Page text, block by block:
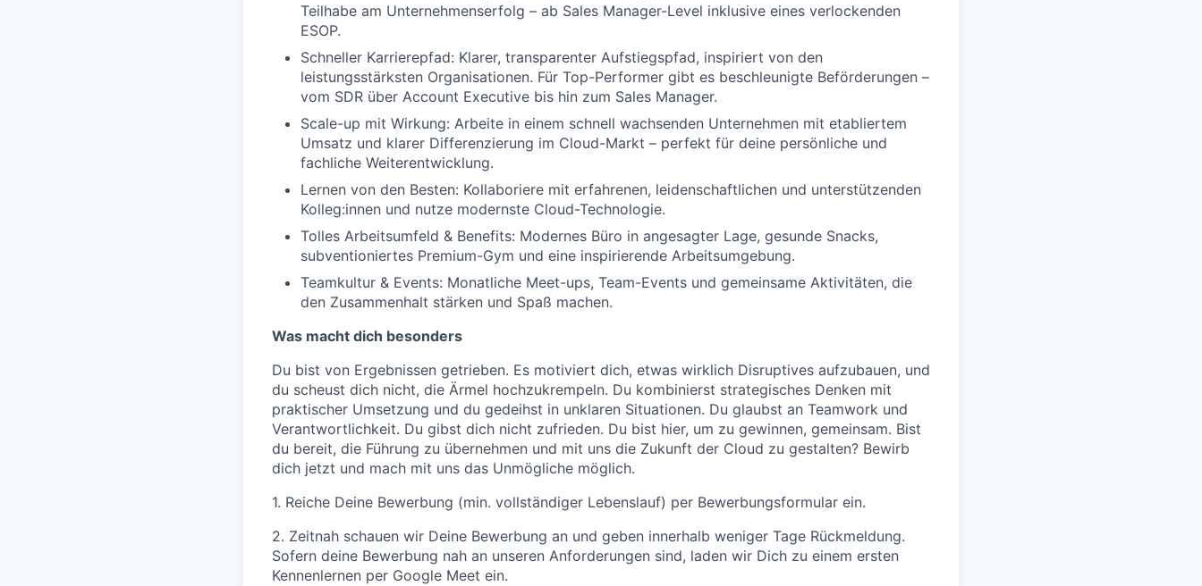
Teilhabe am Unternehmenserfolg – ab Sales Manager-Level inklusive eines verlockenden
ESOP.
Schneller Karrierepfad: Klarer, transparenter Aufstiegspfad, inspiriert von den
leistungsstärksten Organisationen. Für Top-Performer gibt es beschleunigte Beförderungen –
vom SDR über Account Executive bis hin zum Sales Manager.
Scale-up mit Wirkung: Arbeite in einem schnell wachsenden Unternehmen mit etabliertem
Umsatz und klarer Differenzierung im Cloud-Markt – perfekt für deine persönliche und
fachliche Weiterentwicklung.
Lernen von den Besten: Kollaboriere mit erfahrenen, leidenschaftlichen und unterstützenden
Kolleg:innen und nutze modernste Cloud-Technologie.
Tolles Arbeitsumfeld & Benefits: Modernes Büro in angesagter Lage, gesunde Snacks,
subventioniertes Premium-Gym und eine inspirierende Arbeitsumgebung.
Teamkultur & Events: Monatliche Meet-ups, Team-Events und gemeinsame Aktivitäten, die
den Zusammenhalt stärken und Spaß machen.
Was macht dich besonders
Du bist von Ergebnissen getrieben. Es motiviert dich, etwas wirklich Disruptives aufzubauen, und
du scheust dich nicht, die Ärmel hochzukrempeln. Du kombinierst strategisches Denken mit
praktischer Umsetzung und du gedeihst in unklaren Situationen. Du glaubst an Teamwork und
Verantwortlichkeit. Du gibst dich nicht zufrieden. Du bist hier, um zu gewinnen, gemeinsam. Bist
du bereit, die Führung zu übernehmen und mit uns die Zukunft der Cloud zu gestalten? Bewirb
dich jetzt und mach mit uns das Unmögliche möglich.
1. Reiche Deine Bewerbung (min. vollständiger Lebenslauf) per Bewerbungsformular ein.
2. Zeitnah schauen wir Deine Bewerbung an und geben innerhalb weniger Tage Rückmeldung.
Sofern deine Bewerbung nah an unseren Anforderungen sind, laden wir Dich zu einem ersten
Kennenlernen per Google Meet ein.